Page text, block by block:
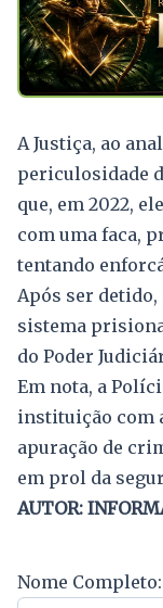
A Justiça, ao
periculosidade
que, em 2022,
com uma faca,
tentando
Após ser
sistema
do Poder
Em nota, a
instituição com
apuração de
em prol da
AUTOR:
Nome Completo: